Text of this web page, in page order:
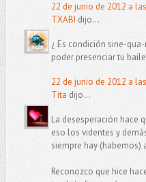
22 de junio de 2012 a
TXABI dijo...
¿ Es condición sine-
poder presenciar tu
22 de junio de 2012 a
Tita dijo...
La desesperación hace
eso los videntes y
siempre hay (habemos)
Reconozco que hice